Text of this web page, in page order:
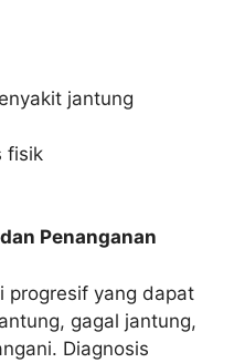
jantung
fisik
Penanganan
progresif yang dapat
gagal jantung,
Diagnosis